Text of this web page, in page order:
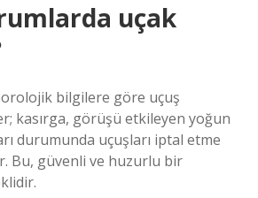
uçak
bilgilere göre uçuş
kasırga, görüşü etkileyen yoğun
durumunda uçuşları iptal etme
Bu, güvenli ve huzurlu bir